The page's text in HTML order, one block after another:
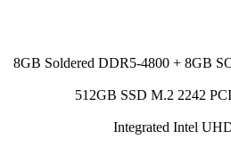
8GB Soldered DDR5-4800 + 8GB